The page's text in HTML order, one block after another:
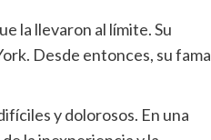
la llevaron al límite. Su
Desde entonces, su fama
y dolorosos. En una